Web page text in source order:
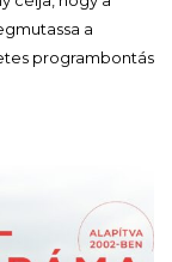
a
programbontás